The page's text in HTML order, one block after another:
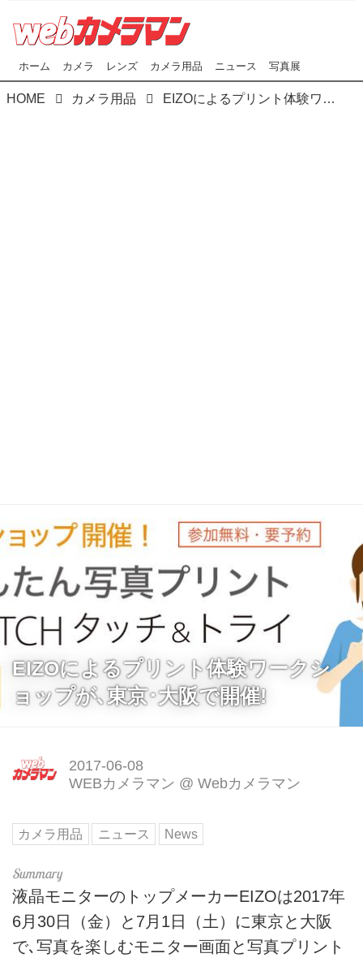
ホーム カメラ レンズ カメラ用品 ニュース 写真展
HOME カメラ用品 EIZOによるプリント体験ワークショップが､東京･大阪で開催!
EIZOによるプリント体験ワークシ
ョップが､東京･大阪で開催!
2017-06-08
WEBカメラマン @ Webカメラマン
カメラ用品 ニュース News
液晶モニターのトップメーカーEIZOは2017年
6月30日（金）と7月1日（土）に東京と大阪
で､写真を楽しむモニター画面と写真プリント